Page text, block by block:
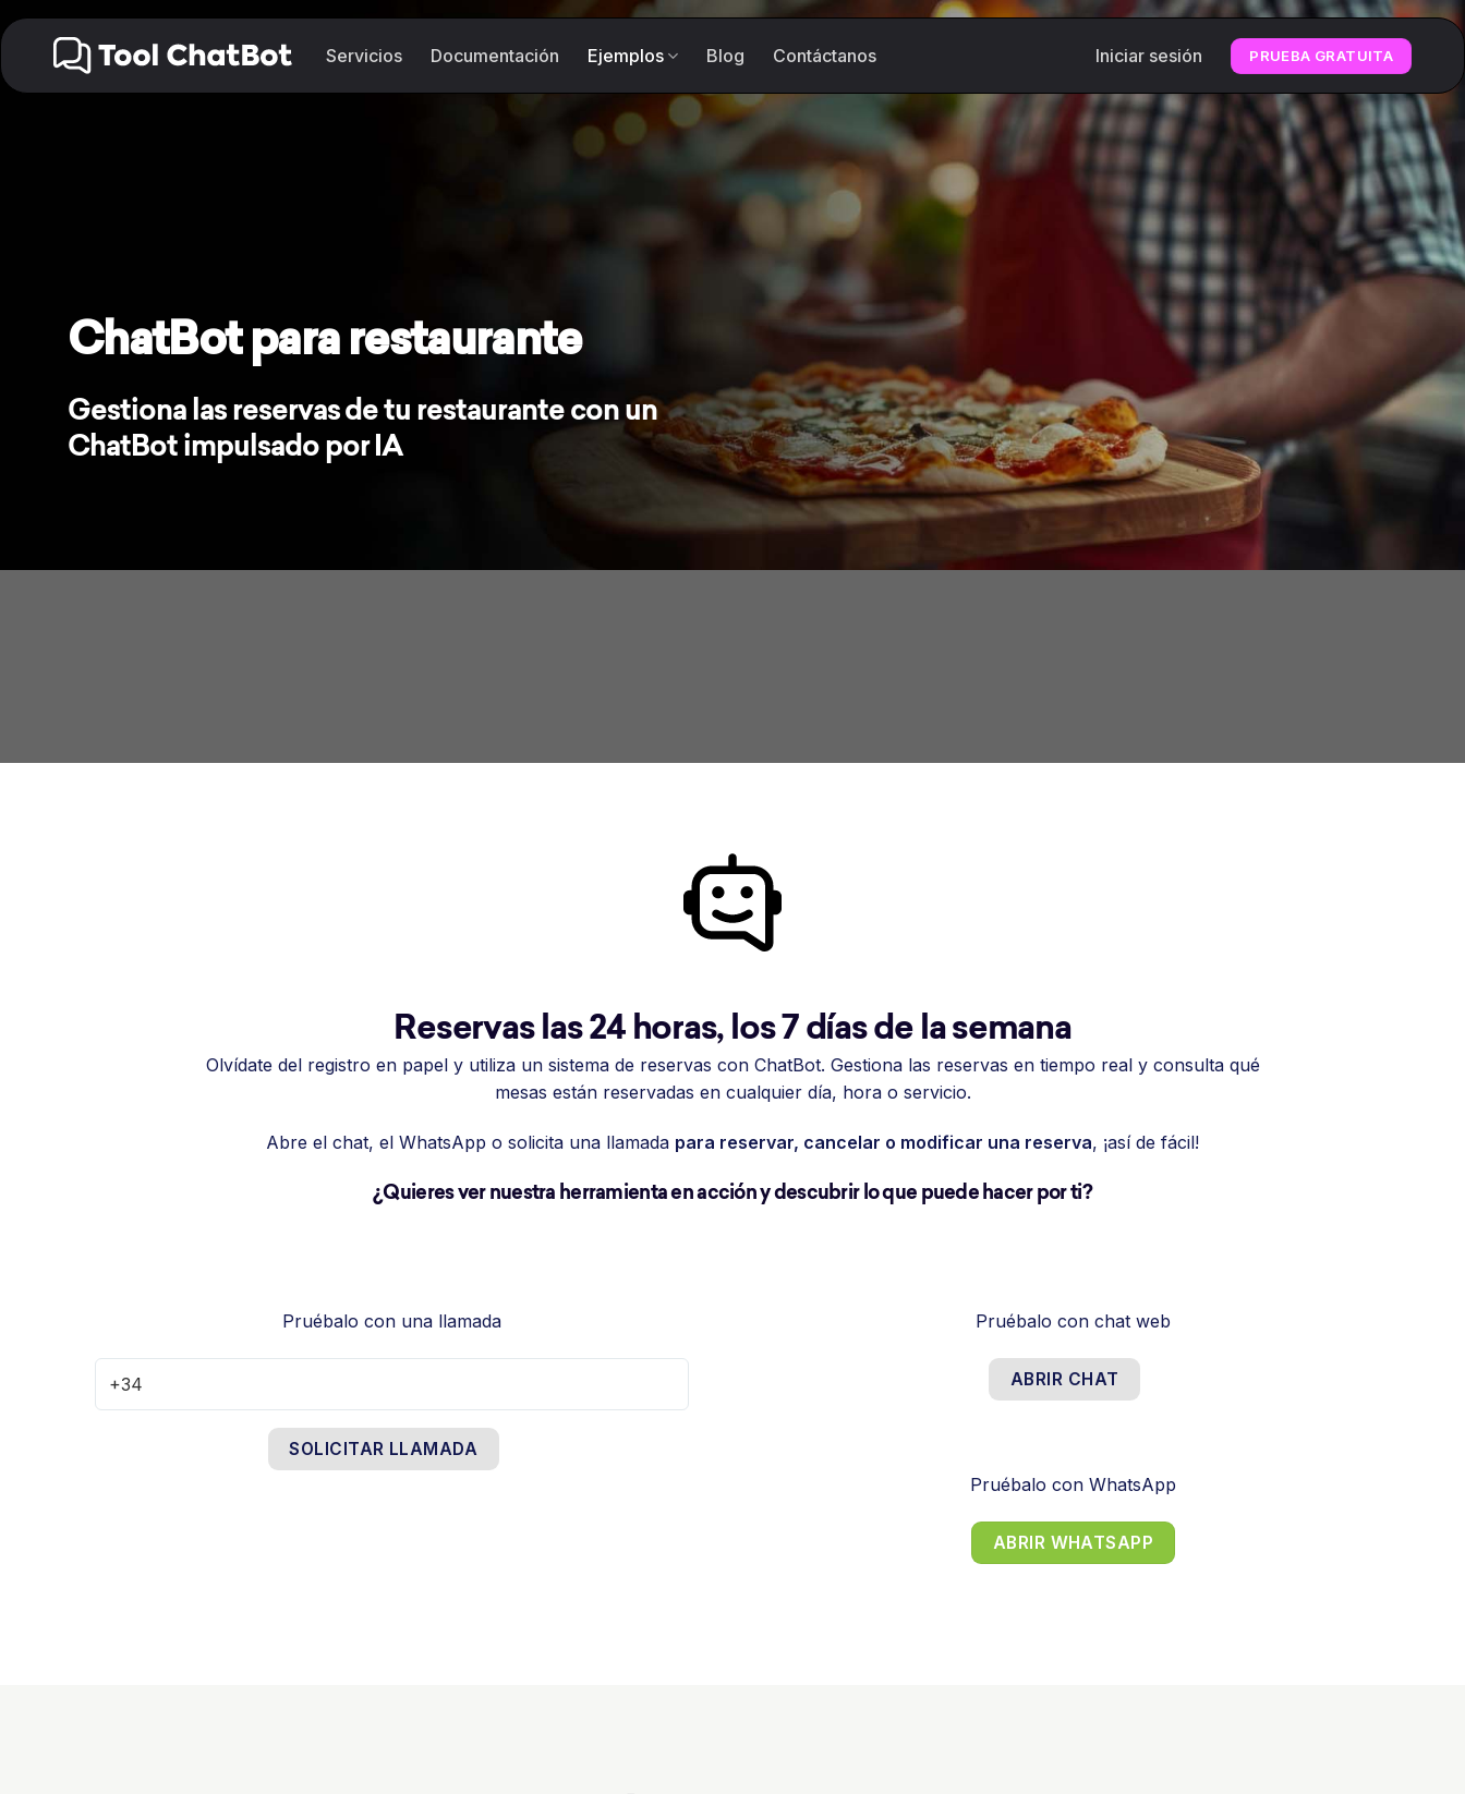
al
contenido
Servicios Documentación Ejemplos Blog Contáctanos Iniciar sesión PRUEBA GRATUITA
ChatBot para restaurante
Gestiona las reservas de tu restaurante con un
ChatBot impulsado por IA
Reservas las 24 horas, los 7 días de la semana
Olvídate del registro en papel y utiliza un sistema de reservas con ChatBot. Gestiona las reservas en tiempo real y consulta qué
mesas están reservadas en cualquier día, hora o servicio.
Abre el chat, el WhatsApp o solicita una llamada para reservar, cancelar o modificar una reserva, ¡así de fácil!
¿Quieres ver nuestra herramienta en acción y descubrir lo que puede hacer por ti?
Pruébalo con una llamada
SOLICITAR LLAMADA
Pruébalo con chat web
ABRIR CHAT
Pruébalo con WhatsApp
ABRIR WHATSAPP